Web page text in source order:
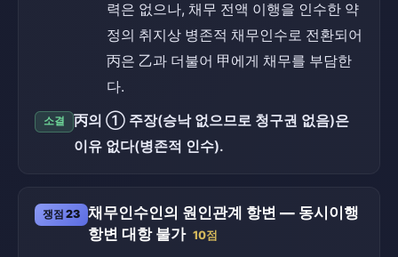
력은 없으나, 채무 전액 이행을 인수한 약
정의 취지상 병존적 채무인수로 전환되어
丙은 乙과 더불어 甲에게 채무를 부담한
다.
소결
丙의 ① 주장(승낙 없으므로 청구권 없음)은
이유 없다(병존적 인수).
쟁점 23 채무인수인의 원인관계 항변 — 동시이행
항변 대항 불가 10점